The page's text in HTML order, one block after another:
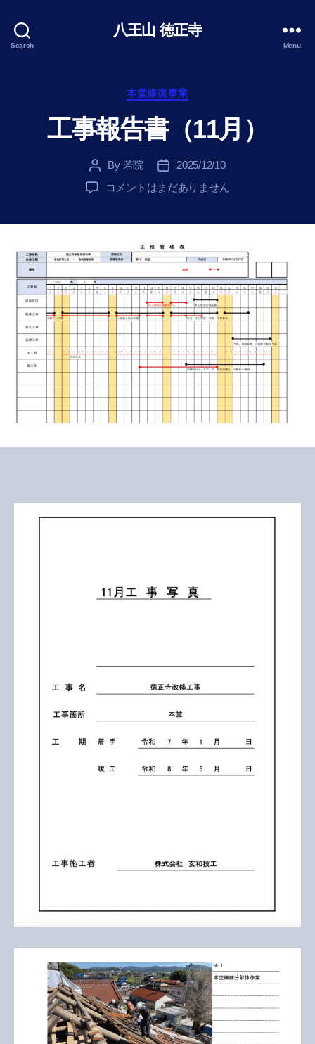
Search
八王山 徳正寺
Menu
Categories
本堂修復事業
工事報告書（11月）
Post
author
By 若院
Post
date
2025/12/10
工
書
（11
月）
へ
の
コメントはまだありません